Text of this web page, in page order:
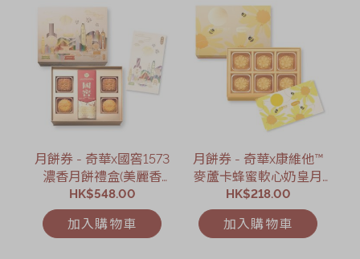
月餅券 - 奇華x國窖1573
濃香月餅禮盒(美麗香
港．限定版)禮券
HK$548.00
加入購物車
月餅券 - 奇華x康維他™
麥蘆卡蜂蜜軟心奶皇月
餅禮盒禮券
HK$218.00
加入購物車